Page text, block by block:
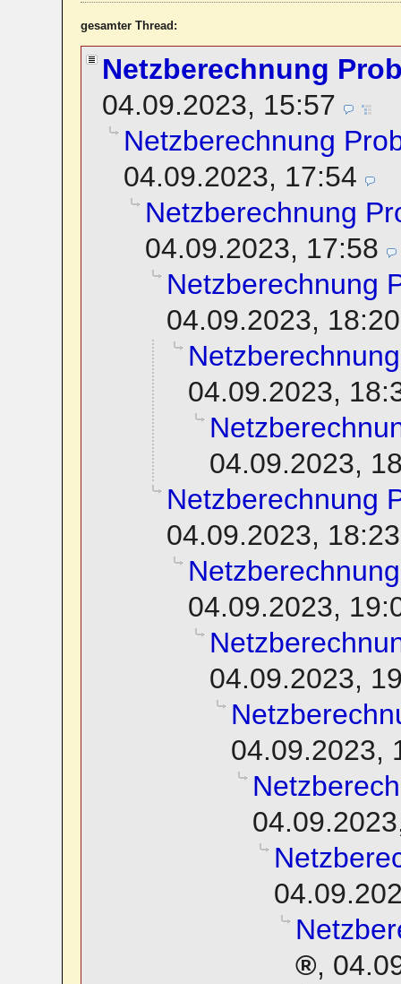
gesamter Thread:
Netzberechnung
04.09.2023, 15:57
Netzberechnung
04.09.2023, 17:54
Netzberechnung
04.09.2023, 17:58
Netzberechnung
04.09.2023, 18:20
04.09.2023,
04.09.2023,
Netzberechnung
04.09.2023, 18:23
04.09.2023,
04.09.2023,
04.09.2023,
,